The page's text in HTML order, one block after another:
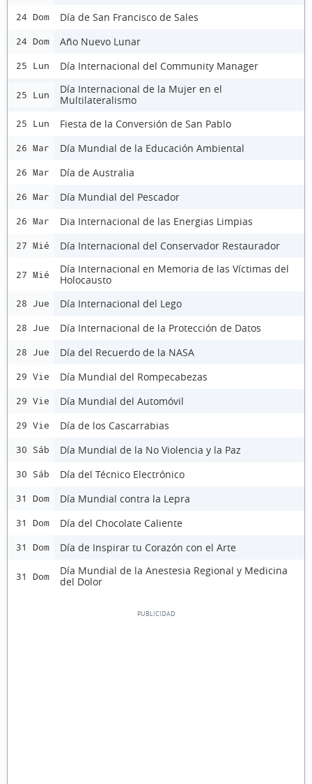
24 Dom Día de San Francisco de Sales
24 Dom Año Nuevo Lunar
25 Lun Día Internacional del Community Manager
25 Lun
Día Internacional de la Mujer en el
Multilateralismo
25 Lun Fiesta de la Conversión de San Pablo
26 Mar Día Mundial de la Educación Ambiental
26 Mar Día de Australia
26 Mar Día Mundial del Pescador
26 Mar Dia Internacional de las Energias Limpias
27 Mié Día Internacional del Conservador Restaurador
27 Mié
Día Internacional en Memoria de las Víctimas del
Holocausto
28 Jue Día Internacional del Lego
28 Jue Día Internacional de la Protección de Datos
28 Jue Día del Recuerdo de la NASA
29 Vie Día Mundial del Rompecabezas
29 Vie Día Mundial del Automóvil
29 Vie Día de los Cascarrabias
30 Sáb Día Mundial de la No Violencia y la Paz
30 Sáb Día del Técnico Electrónico
31 Dom Día Mundial contra la Lepra
31 Dom Día del Chocolate Caliente
31 Dom Día de Inspirar tu Corazón con el Arte
31 Dom
Día Mundial de la Anestesia Regional y Medicina
del Dolor